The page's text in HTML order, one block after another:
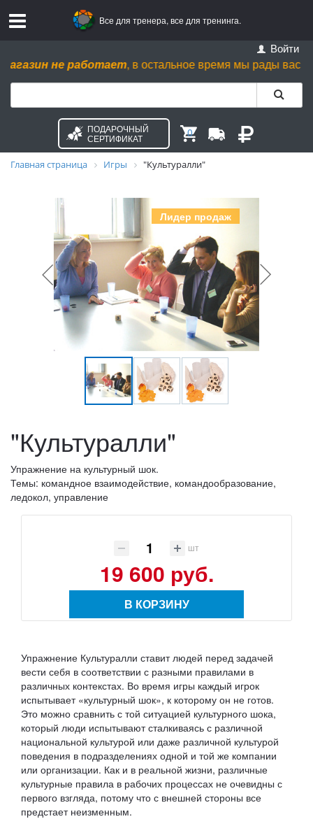
Все для тренера, все для тренинга.
Войти
не работает, в остальное время мы рады вас
ПОДАРОЧНЫЙ
СЕРТИФИКАТ
0
Главная страница Игры "Культуралли"
Лидер продаж
"Культуралли"
Упражнение на культурный шок.
Темы: командное взаимодействие, командообразование,
ледокол, управление
шт
19 600 руб.
В КОРЗИНУ
Упражнение Культуралли ставит людей перед задачей
вести себя в соответствии с разными правилами в
различных контекстах. Во время игры каждый игрок
испытывает «культурный шок», к которому он не готов.
Это можно сравнить с той ситуацией культурного шока,
который люди испытывают сталкиваясь с различной
национальной культурой или даже различной культурой
поведения в подразделениях одной и той же компании
или организации. Как и в реальной жизни, различные
культурные правила в рабочих процессах не очевидны с
первого взгляда, потому что с внешней стороны все
предстает неизменным.